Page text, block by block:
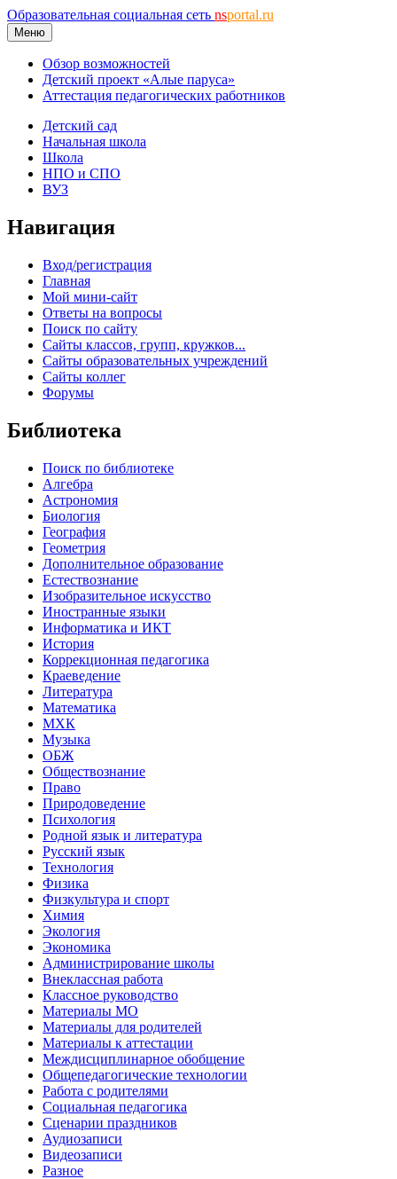
Образовательная социальная сеть nsportal.ru
Меню
Обзор возможностей
Детский проект «Алые паруса»
Аттестация педагогических работников
Детский сад
Начальная школа
Школа
НПО и СПО
ВУЗ
Навигация
Вход/регистрация
Главная
Мой мини-сайт
Ответы на вопросы
Поиск по сайту
Сайты классов, групп, кружков...
Сайты образовательных учреждений
Сайты коллег
Форумы
Библиотека
Поиск по библиотеке
Алгебра
Астрономия
Биология
География
Геометрия
Дополнительное образование
Естествознание
Изобразительное искусство
Иностранные языки
Информатика и ИКТ
История
Коррекционная педагогика
Краеведение
Литература
Математика
МХК
Музыка
ОБЖ
Обществознание
Право
Природоведение
Психология
Родной язык и литература
Русский язык
Технология
Физика
Физкультура и спорт
Химия
Экология
Экономика
Администрирование школы
Внеклассная работа
Классное руководство
Материалы МО
Материалы для родителей
Материалы к аттестации
Междисциплинарное обобщение
Общепедагогические технологии
Работа с родителями
Социальная педагогика
Сценарии праздников
Аудиозаписи
Видеозаписи
Разное